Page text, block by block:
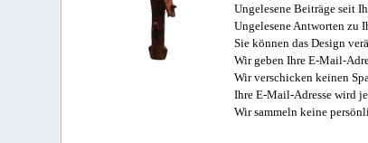
Ungelesene Beiträge seit
Ungelesene Antworten zu
Sie können das Design
Wir geben Ihre E-Mail-
Wir verschicken keinen
Ihre E-Mail-Adresse wird
Wir sammeln keine